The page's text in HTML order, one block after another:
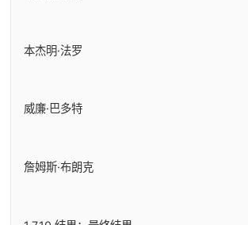
本杰明·法罗
威廉·巴多特
詹姆斯·布朗克